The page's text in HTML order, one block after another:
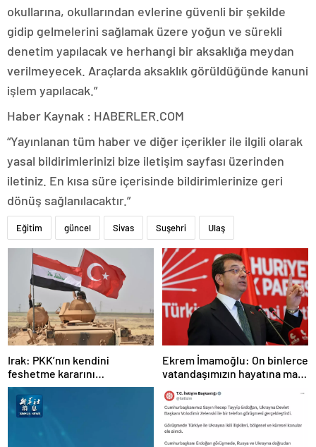
okullarına, okullarından evlerine güvenli bir şekilde
gidip gelmelerini sağlamak üzere yoğun ve sürekli
denetim yapılacak ve herhangi bir aksaklığa meydan
verilmeyecek. Araçlarda aksaklık görüldüğünde kanuni
işlem yapılacak.”
Haber Kaynak : HABERLER.COM
“Yayınlanan tüm haber ve diğer içerikler ile ilgili olarak
yasal bildirimlerinizi bize iletişim sayfası üzerinden
iletiniz. En kısa süre içerisinde bildirimlerinize geri
dönüş sağlanılacaktır.”
Eğitim güncel Sivas Suşehri Ulaş
Irak: PKK’nın kendini
feshetme kararını
memnuniyetle karşılıyoruz
Ekrem İmamoğlu: On binlerce
vatandaşımızın hayatına mal
çok sevindim